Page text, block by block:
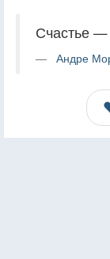
Счастье —
Андре